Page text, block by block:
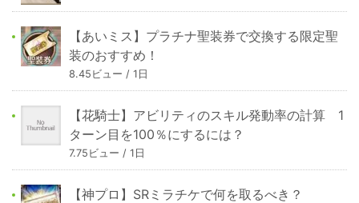
【あいミス】プラチナ聖装券で交換する限定聖
装のおすすめ！
8.45ビュー / 1日
【花騎士】アビリティのスキル発動率の計算 1
ターン目を100％にするには？
7.75ビュー / 1日
【神プロ】SRミラチケで何を取るべき？